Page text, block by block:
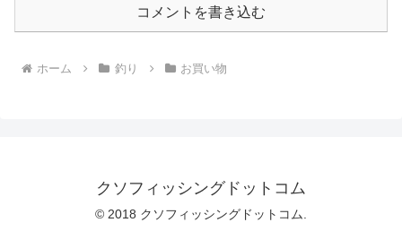
コメントを書き込む
ホーム 釣り お買い物
クソフィッシングドットコム
© 2018 クソフィッシングドットコム.